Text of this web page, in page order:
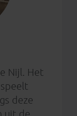
Nijl. Het
deze